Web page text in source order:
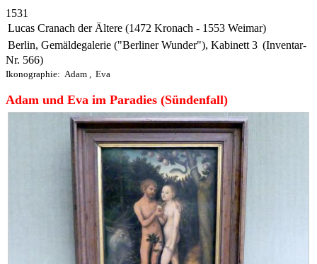
1531
Lucas Cranach der Ältere (1472 Kronach - 1553 Weimar)
Berlin, Gemäldegalerie ("Berliner Wunder"), Kabinett 3 (Inventar-
Nr. 566)
Ikonographie: Adam Eva
Adam und Eva im Paradies (Sündenfall)